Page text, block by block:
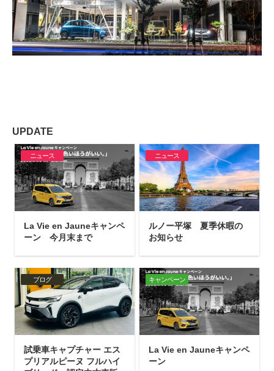
UPDATE
ニュース
La Vie en Jauneキャンペ
ーン 今月末まで
ニュース
ルノー平塚 夏季休暇の
お知らせ
ブログ
試乗車キャプチャー エス
プリアルピーヌ フルハイ
キャンペーン
La Vie en Jauneキャンペ
ーン